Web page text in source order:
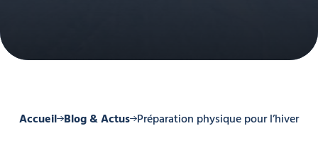
Accueil Blog & Actus Préparation physique pour l’hiver